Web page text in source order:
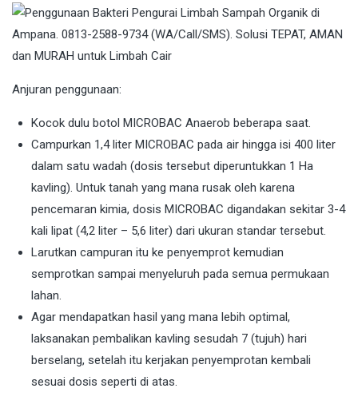
Anjuran penggunaan:
Kocok dulu botol MICROBAC Anaerob beberapa saat.
Campurkan 1,4 liter MICROBAC pada air hingga isi 400 liter
dalam satu wadah (dosis tersebut diperuntukkan 1 Ha
kavling). Untuk tanah yang mana rusak oleh karena
pencemaran kimia, dosis MICROBAC digandakan sekitar 3-4
kali lipat (4,2 liter – 5,6 liter) dari ukuran standar tersebut.
Larutkan campuran itu ke penyemprot kemudian
semprotkan sampai menyeluruh pada semua permukaan
lahan.
Agar mendapatkan hasil yang mana lebih optimal,
laksanakan pembalikan kavling sesudah 7 (tujuh) hari
berselang, setelah itu kerjakan penyemprotan kembali
sesuai dosis seperti di atas.